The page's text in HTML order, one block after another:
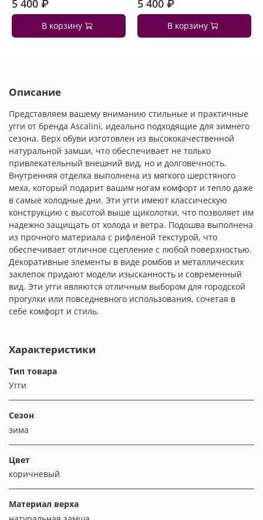
5 400 ₽
В корзину
5 400 ₽
В корзину
Описание
Представляем вашему вниманию стильные и практичные
угги от бренда Ascalini, идеально подходящие для зимнего
сезона. Верх обуви изготовлен из высококачественной
натуральной замши, что обеспечивает не только
привлекательный внешний вид, но и долговечность.
Внутренняя отделка выполнена из мягкого шерстяного
меха, который подарит вашим ногам комфорт и тепло даже
в самые холодные дни. Эти угги имеют классическую
конструкцию с высотой выше щиколотки, что позволяет им
надежно защищать от холода и ветра. Подошва выполнена
из прочного материала с рифленой текстурой, что
обеспечивает отличное сцепление с любой поверхностью.
Декоративные элементы в виде ромбов и металлических
заклепок придают модели изысканность и современный
вид. Эти угги являются отличным выбором для городской
прогулки или повседневного использования, сочетая в
себе комфорт и стиль.
Характеристики
Тип товара
Угги
Сезон
зима
Цвет
коричневый
Материал верха